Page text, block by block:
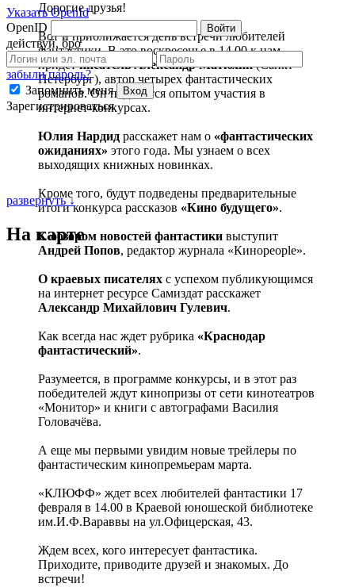
Указать OpenId
OpenID
Войти
действуй, бро
забыли пароль?
Запомнить меня
Вход
Зарегистрироваться
Дорогие друзья!
Вот и приближается день встречи любителей
фантастики. В это воскресенье в 14.00 к нам
придетписатель Александр Матюхин(Санкт-
Петербург), автор четырех фантастических
романов. Он поделится опытом участия в
интернет-конкурсах.
Юлия Нардид расскажет нам о «фантастических
ожиданиях» этого года. Мы узнаем о всех
выходящих книжных новинках.
Кроме того, будут подведены предварительные
итоги конкурса рассказов «Кино будущего».
С обзором новостей фантастики выступит
Андрей Попов, редактор журнала «Киноpeople».
О краевых писателях с успехом публикующимся
на интернет ресурсе Самиздат расскажет
Александр Михайлович Гулевич.
Как всегда нас ждет рубрика «Краснодар
фантастический».
Разумеется, в программе конкурсы, и в этот раз
победителей ждут кинопризы от сети кинотеатров
«Монитор» и книги с автографами Василия
Головачёва.
А еще мы первыми увидим новые трейлеры по
фантастическим кинопремьерам марта.
«КЛЮФФ» ждет всех любителей фантастики 17
февраля в 14.00 в Краевой юношеской библиотеке
им.И.Ф.Вараввы на ул.Офицерская, 43.
Ждем всех, кого интересует фантастика.
Приходите, приводите друзей и знакомых. До
встречи!
развернуть ↓
На карте